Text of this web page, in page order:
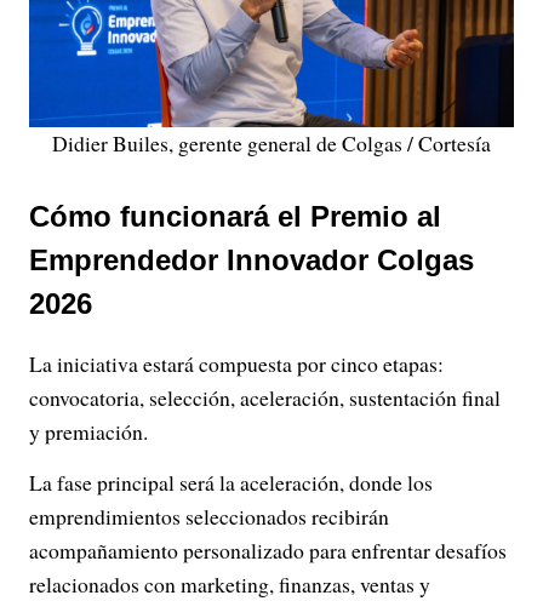
Didier Builes, gerente general de Colgas / Cortesía
Cómo funcionará el Premio al
Emprendedor Innovador Colgas
2026
La iniciativa estará compuesta por cinco etapas:
convocatoria, selección, aceleración, sustentación final
y premiación.
La fase principal será la aceleración, donde los
emprendimientos seleccionados recibirán
acompañamiento personalizado para enfrentar desafíos
relacionados con marketing, finanzas, ventas y